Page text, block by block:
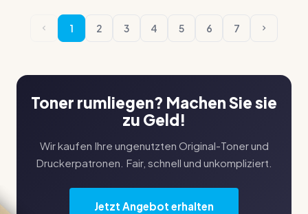
1 2 3 4 5 6 7
Toner rumliegen? Machen Sie sie
zu Geld!
Wir kaufen Ihre ungenutzten Original-Toner und
Druckerpatronen. Fair, schnell und unkompliziert.
Jetzt Angebot erhalten